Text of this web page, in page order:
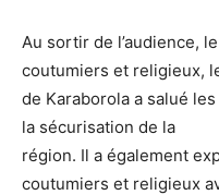
Au sortir de l’audience,
coutumiers et religieux,
de Karaborola a salué
la sécurisation de la
région. Il a également
coutumiers et religieux